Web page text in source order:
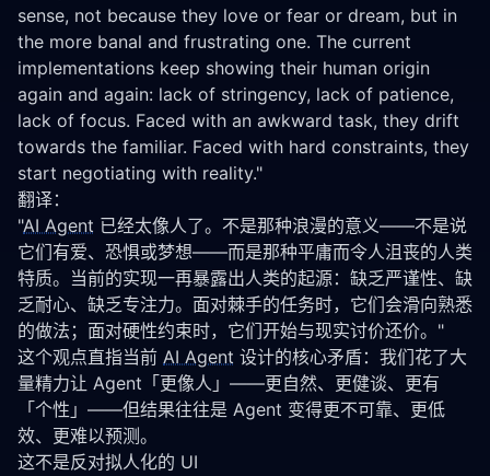
sense, not because they love or fear or dream, but in
the more banal and frustrating one. The current
implementations keep showing their human origin
again and again: lack of stringency, lack of patience,
lack of focus. Faced with an awkward task, they drift
towards the familiar. Faced with hard constraints, they
start negotiating with reality."
翻译：
"AI Agent 已经太像人了。不是那种浪漫的意义——不是说
它们有爱、恐惧或梦想——而是那种平庸而令人沮丧的人类
特质。当前的实现一再暴露出人类的起源：缺乏严谨性、缺
乏耐心、缺乏专注力。面对棘手的任务时，它们会滑向熟悉
的做法；面对硬性约束时，它们开始与现实讨价还价。"
这个观点直指当前 AI Agent 设计的核心矛盾：我们花了大
量精力让 Agent「更像人」——更自然、更健谈、更有
「个性」——但结果往往是 Agent 变得更不可靠、更低
效、更难以预测。
这不是反对拟人化的 UI